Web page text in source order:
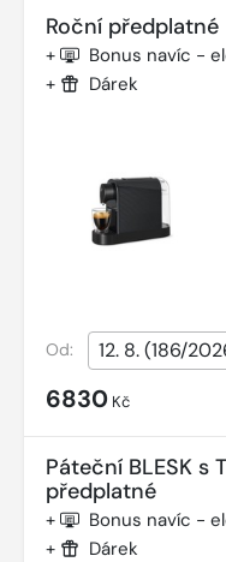
Roční předplatné
+ Bonus navíc -
+ Dárek
Od:
6830 Kč
Páteční BLESK s
předplatné
+ Bonus navíc -
+ Dárek